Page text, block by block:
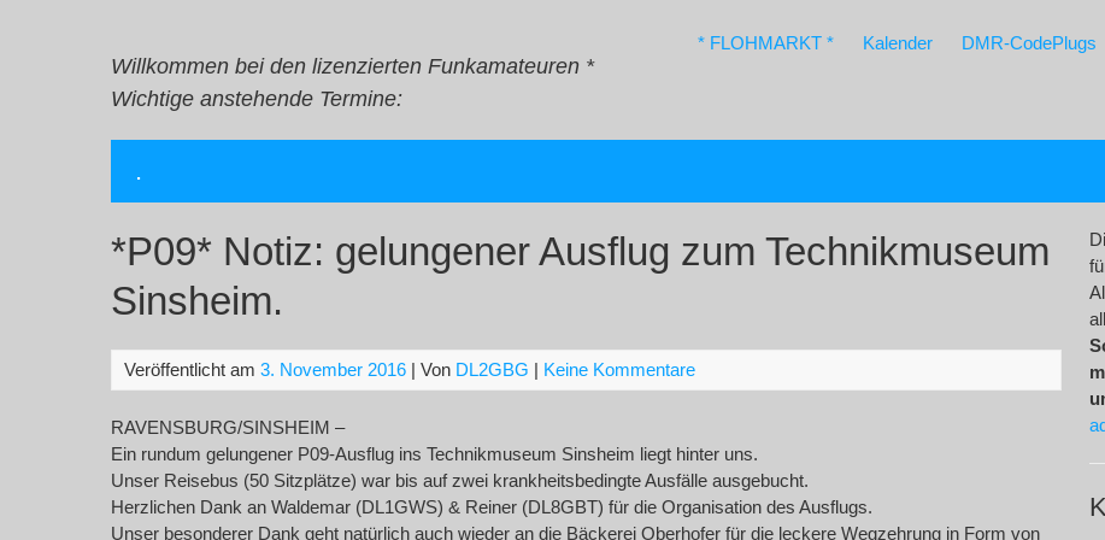
Willkommen bei den lizenzierten Funkamateuren *
Wichtige anstehende Termine:
* FLOHMARKT * Kalender DMR-CodePlugs
.
*P09* Notiz: gelungener Ausflug zum Technikmuseum
Sinsheim.
Veröffentlicht am 3. November 2016 | Von DL2GBG | Keine Kommentare
RAVENSBURG/SINSHEIM –
Ein rundum gelungener P09-Ausflug ins Technikmuseum Sinsheim liegt hinter uns.
Unser Reisebus (50 Sitzplätze) war bis auf zwei krankheitsbedingte Ausfälle ausgebucht.
Herzlichen Dank an Waldemar (DL1GWS) & Reiner (DL8GBT) für die Organisation des Ausflugs.
Unser besonderer Dank geht natürlich auch wieder an die Bäckerei Oberhofer für die leckere Wegzehrung in Form von